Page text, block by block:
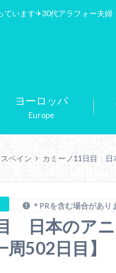
います✈︎30代アラフォー夫婦
Europe
ヨーロッパ
スペイン カミーノ11日目 日
＊PRを含む場合があり
日本のア
502日目】